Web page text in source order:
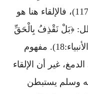
فَإِذَا هِيَ تَلْقَفُ مَا يَأْفِكُونَ﴾(الأعراف:117)، فالإلقاء هنا هو
﴿بَلْ نَقْذِفُ بِالْحَقِّ
عَلَى الْبَاطِلِ فَيَدْمَغُهُ فَإِذَا هُوَ زَاهِقٌ﴾(الأنبياء:18). مفهوم
غير أن الإلقاء
وسلم يستبطن